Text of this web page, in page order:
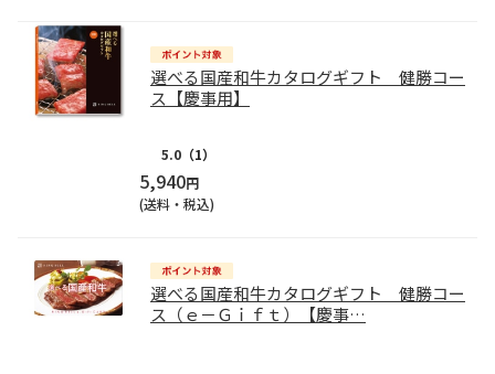
選べる国産和牛カタログギフト 健勝コー
ス【慶事用】
5.0 （1）
5,940円
(送料・税込)
選べる国産和牛カタログギフト 健勝コー
ス（ｅ－Ｇｉｆｔ）【慶事…